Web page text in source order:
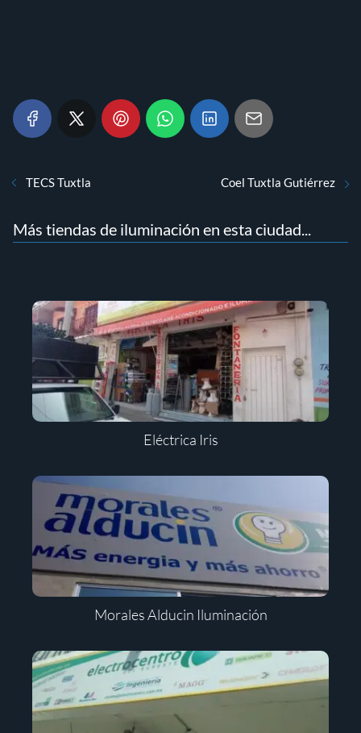
TECS Tuxtla Coel Tuxtla Gutiérrez
Más tiendas de iluminación en esta ciudad...
Eléctrica Iris
Morales Alducin Iluminación